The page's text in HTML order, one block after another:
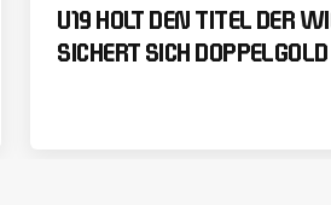
U19 HOLT DEN TITEL DER
SICHERT SICH DOPPELGOLD